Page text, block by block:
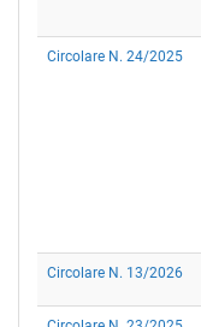
Circolare N. 24/2025
Circolare N. 13/2026